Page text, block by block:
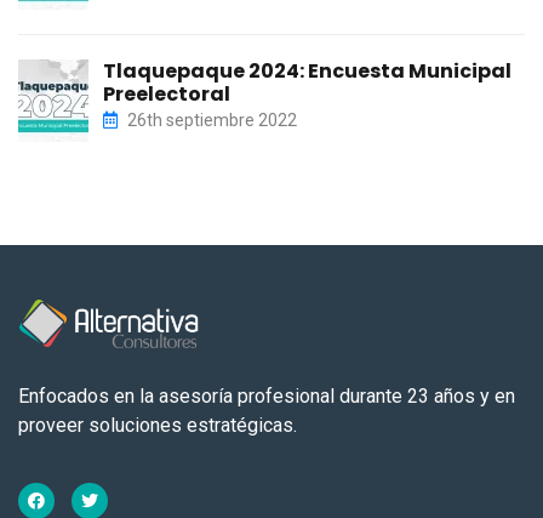
Tlaquepaque 2024: Encuesta Municipal
Preelectoral
26th septiembre 2022
Enfocados en la asesoría profesional durante 23 años y en
proveer soluciones estratégicas.